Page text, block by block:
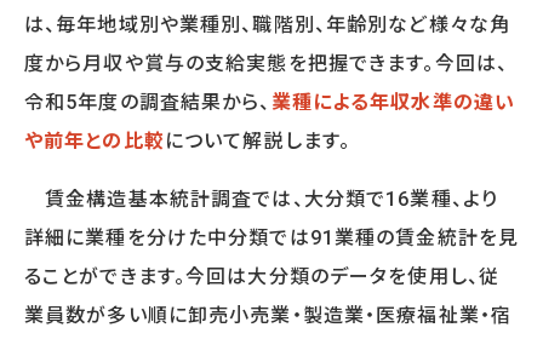
人材開発
人材育成方針策定
教育体系構築
雇用施策・その他
雇用調整施策・
適正人員・人件
WORKS
人事向け無料セミナー情報
は、毎年地域別や業種別、職階別、年齢別など様々な角
度から月収や賞与の支給実態を把握できます。今回は、
令和5年度の調査結果から、 業種による年収水準の違い
や前年との比較 について解説します。
賃金構造基本統計調査では、大分類で16業種、より
詳細に業種を分けた中分類では91業種の賃金統計を見
ることができます。今回は大分類のデータを使用し、従
業員数が多い順に卸売小売業・製造業・医療福祉業・宿